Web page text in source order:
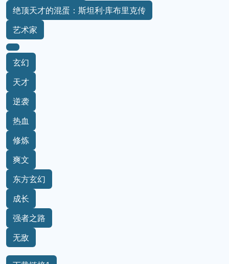
绝顶天才的混蛋：斯坦利·库布里克传
艺术家
玄幻
天才
逆袭
热血
修炼
爽文
东方玄幻
成长
强者之路
无敌